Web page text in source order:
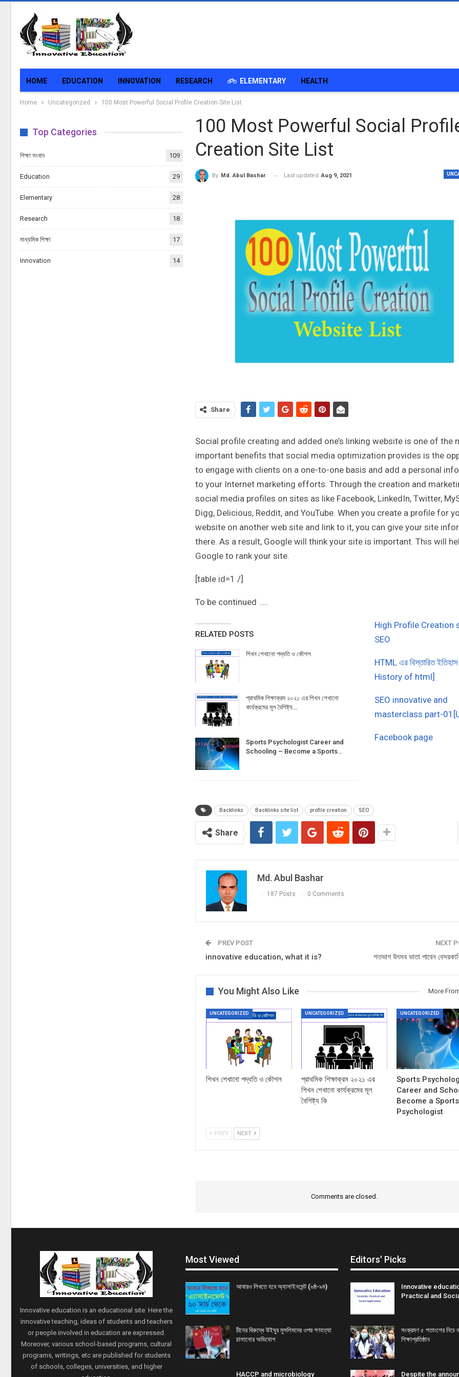
HOME EDUCATION INNOVATION RESEARCH ELEMENTARY HEALTH
Home Uncategorized 100 Most Powerful Social Profile Creation Site List
100 Most Powerful Social
Creation Site List
By Md. Abul Bashar Last updated Aug 9, 2021
Share
Social profile creating and added one’s linking website is one of the
important benefits that social media optimization provides is the
to engage with clients on a one-to-one basis and add a personal
to your Internet marketing efforts. Through the creation and
social media profiles on sites ‍as like Facebook, LinkedIn, Twitter,
Digg, Delicious, Reddit, and YouTube. When you create a profile for
website on another web site and link to it, you can give your site
there. As a result, Google will think your site is important. This will
Google to rank your site.
[table id=1 /]
To be continued …..
RELATED POSTS
শিখন শেখানো পদ্ধতি ও কৌশল
প্রাথমিক শিক্ষাক্রম ২০২১ এর শিখন শেখানো
কার্যক্রমের মূল বৈশিষ্ট্য…
Sports Psychologist Career and
Schooling – Become a Sports…
High Profile Creation
SEO
HTML এর বিস্তারিত
History of html]
SEO innovative and
masterclass part-
Facebook page
Backlinks Backlinks site list profile creation SEO
Share
Md. Abul Bashar
187 Posts 0 Comments
PREV POST
innovative education, what it is?
NEXT
শতভাগ উৎসব ভাতা পাবেন
You Might Also Like More
UNCATEGORIZED
শিখন শেখানো পদ্ধতি ও কৌশল
UNCATEGORIZED
প্রাথমিক শিক্ষাক্রম ২০২১ এর
শিখন শেখানো কার্যক্রমের মূল
বৈশিষ্ট্য কি
UNCATEGORIZED
Sports
Career and
Become a Sports
Psychologist
PREV NEXT
Comments are closed.
Top Categories
শিক্ষা সংবাদ 109
Education 29
Elementary 28
Research 18
মাধ্যমিক শিক্ষা 17
Innovation 14
Innovative education is an educational site. Here the
innovative teaching, ideas of students and teachers
or people involved in education are expressed.
Moreover, various school-based programs, cultural
programs, writings, etc are published for students
of schools, colleges, universities, and higher
Most Viewed
আবারও লিখতে হবে অ্যাসাইনমেন্ট (৬ষ্ঠ-৯ম)
চীনের বিরুদ্ধে উইঘুর মুসলিমদের ওপর গণহত্যা
চালানোর অভিযোগ
HACCP and microbiology
Editors' Picks
Innovative
Practical and
সংক্রমণ ৫ শতাংশের নিচে
শিক্ষাপ্রতিষ্ঠান
Despite the